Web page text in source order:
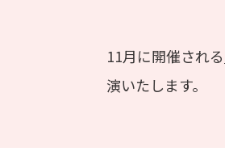
11月に開催される
演いたします。